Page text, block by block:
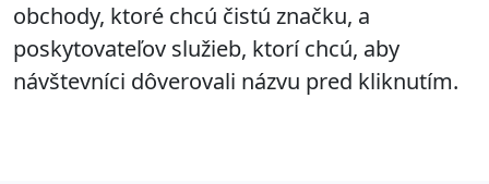
obchody, ktoré chcú čistú značku, a
poskytovateľov služieb, ktorí chcú, aby
návštevníci dôverovali názvu pred kliknutím.